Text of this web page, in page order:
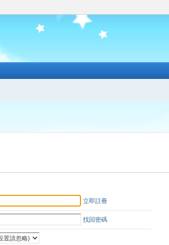
立即註冊
找回密碼